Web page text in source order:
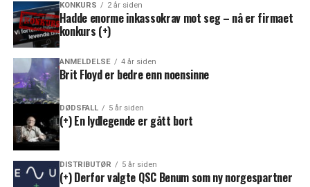
KONKURS 2 år siden
Hadde enorme inkassokrav mot seg – nå er firmaet
konkurs (+)
ANMELDELSE 4 år siden
Brit Floyd er bedre enn noensinne
DØDSFALL 5 år siden
(+) En lydlegende er gått bort
DISTRIBUTØR 5 år siden
(+) Derfor valgte QSC Benum som ny norgespartner